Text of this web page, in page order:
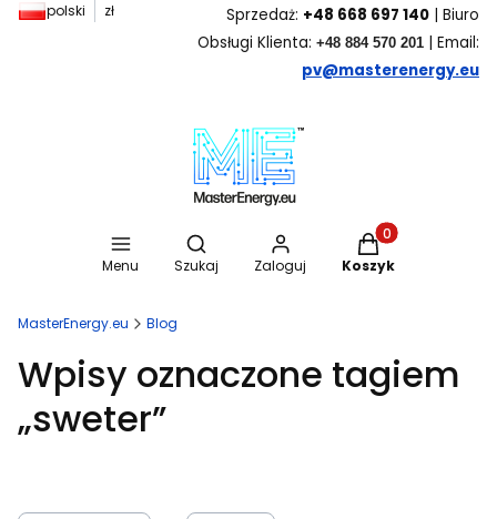
polski zł Sprzedaż: +48 668 697 140 | Biuro
Obsługi Klienta: +48 884 570 201 | Email:
pv@masterenergy.eu
Menu
Otwórz wyszukiwarkę
Szukaj Zaloguj
Produkty w
Koszyk
MasterEnergy.eu Blog
Wpisy oznaczone tagiem
„sweter”